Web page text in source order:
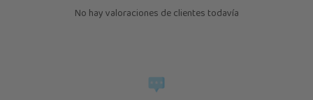
No hay valoraciones de clientes todavía